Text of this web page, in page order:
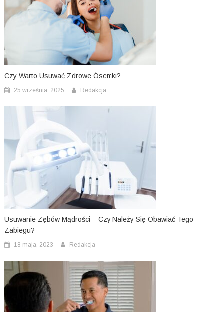
Czy Warto Usuwać Zdrowe Ósemki?
25 września, 2025 Redakcja
Usuwanie Zębów Mądrości – Czy Należy Się Obawiać Tego
Zabiegu?
18 maja, 2023 Redakcja